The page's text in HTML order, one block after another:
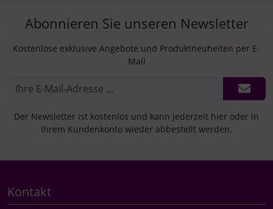
Abonnieren Sie unseren Newsletter
Kostenlose exklusive Angebote und Produktneuheiten per E-
Mail
Der Newsletter ist kostenlos und kann jederzeit hier oder in
Ihrem Kundenkonto wieder abbestellt werden.
Kontakt